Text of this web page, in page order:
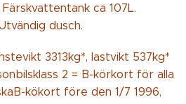
ca 107L.
dusch.
3313kg*, lastvikt 537kg*
2 = B-körkort för alla
kökort före den 1/7 1996,